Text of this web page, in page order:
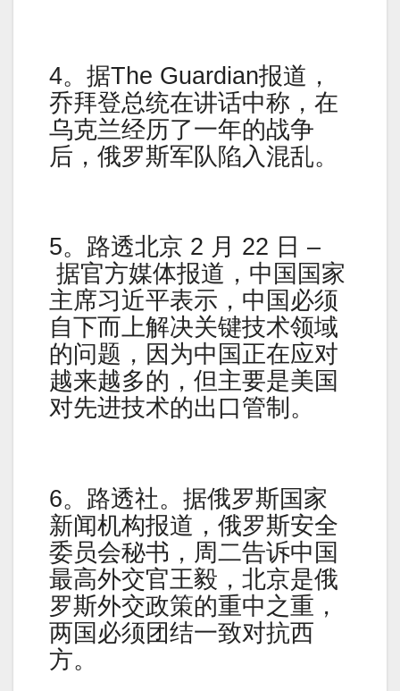
4。据The Guardian报道，
乔拜登总统在讲话中称，在
乌克兰经历了一年的战争
后，俄罗斯军队陷入混乱。
5。路透北京 2 月 22 日 –
据官方媒体报道，中国国家
主席习近平表示，中国必须
自下而上解决关键技术领域
的问题，因为中国正在应对
越来越多的，但主要是美国
对先进技术的出口管制。
6。路透社。据俄罗斯国家
新闻机构报道，俄罗斯安全
委员会秘书，周二告诉中国
最高外交官王毅，北京是俄
罗斯外交政策的重中之重，
两国必须团结一致对抗西
方。